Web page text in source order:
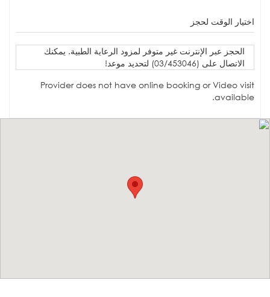
اختيار الوقت لحجز
الحجز عبر الإنترنت غير متوفر لمزود الرعاية الطبية. يمكنك
الاتصال على (03/453046) لتحديد موعد!
Provider does not have online booking or Video visit
available.